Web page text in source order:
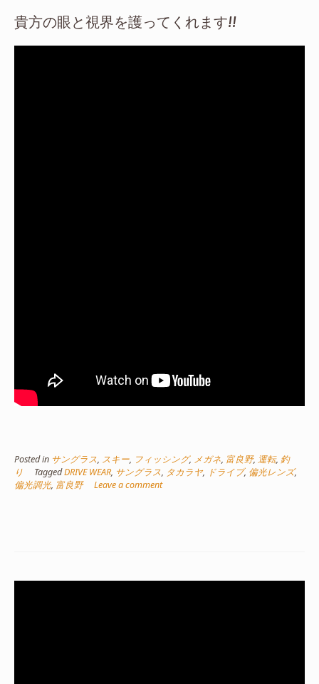
貴方の眼と視界を護ってくれます!!
Posted in サングラス, スキー, フィッシング, メガネ, 富良野, 運転, 釣
り
TaggedDRIVE WEAR, サングラス, タカラヤ, ドライブ, 偏光レンズ,
偏光調光, 富良野 Leave a comment